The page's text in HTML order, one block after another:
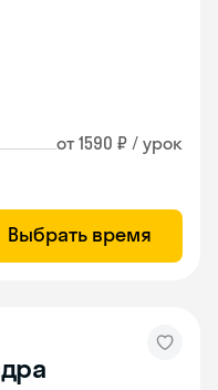
от 1590 ₽ / урок
Выбрать время